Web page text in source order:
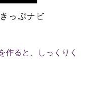
作ると、しっくりく